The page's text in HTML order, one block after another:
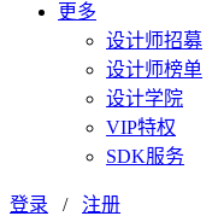
更多
设计师招募
设计师榜单
设计学院
VIP特权
SDK服务
登录 / 注册